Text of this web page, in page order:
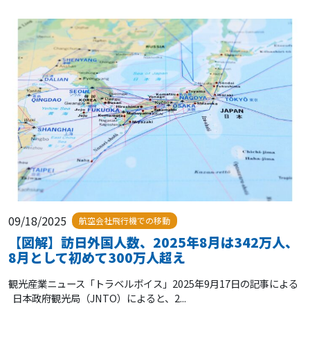
09/18/2025 航空会社飛行機での移動
【図解】訪日外国人数、2025年8月は342万人、
8月として初めて300万人超え
観光産業ニュース「トラベルボイス」2025年9月17日の記事による
日本政府観光局（JNTO）によると、2...